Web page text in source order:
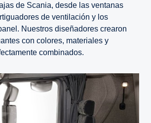
de Scania, desde las ventanas
de ventilación y los
Nuestros diseñadores crearon
con colores, materiales y
combinados.